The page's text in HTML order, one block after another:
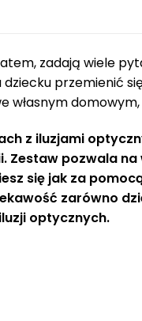
zadają wiele
przemienić
własnym
z iluzjami
pozwala
się jak za
zarówno
optycznych.